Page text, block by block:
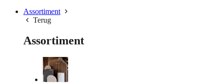
Assortiment
Terug
Assortiment